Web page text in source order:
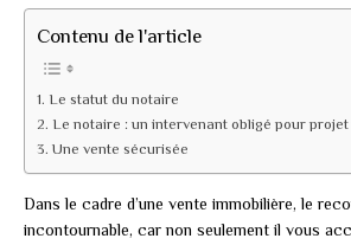
Contenu de l'article
Le statut du notaire
Le notaire : un intervenant obligé pour projet
Une vente sécurisée
Dans le cadre d’une vente immobilière, le
incontournable, car non seulement il vous